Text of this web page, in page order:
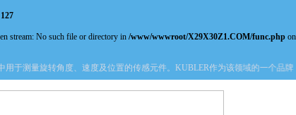
127
stream: No such file or directory in /www/wwwroot/X29X30Z1.COM/func.php
于测量旋转角度、速度及位置的传感元件。KUBLER作为该领域的一个品